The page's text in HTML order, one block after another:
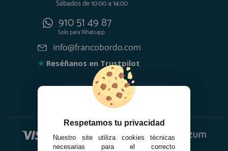
Sábados de 10:00 a 14:00
910 51 49 87
Solo paraWhatsapp
info@francobordo.com
★ Reséñanos en Trustpilot
Respetamos tu privacidad
Nuestro site utiliza cookies técnicas
necesarias para el correcto